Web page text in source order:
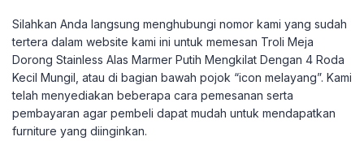
Silahkan Anda langsung menghubungi nomor kami yang sudah
tertera dalam website kami ini untuk memesan Troli Meja
Dorong Stainless Alas Marmer Putih Mengkilat Dengan 4 Roda
Kecil Mungil, atau di bagian bawah pojok “icon melayang”. Kami
telah menyediakan beberapa cara pemesanan serta
pembayaran agar pembeli dapat mudah untuk mendapatkan
furniture yang diinginkan.